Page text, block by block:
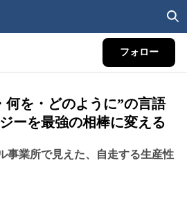
フォロー
何を・どのように”の言語
ーを最強の相棒に変える
事業所で見えた、自走する生産性